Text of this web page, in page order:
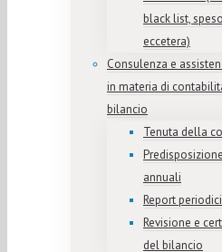
black list,
eccetera)
Consulenza e
in materia di
bilancio
Tenuta della
annuali
Report periodici
Revisione e
del bilancio